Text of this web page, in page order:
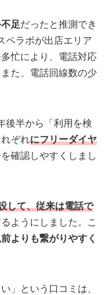
足だったと推測でき
ペラボが出店エリア
忙により、電話対応
た、電話回線数の少
後半から「利用を検
ぞれにフリーダイヤ
確認しやすくしまし
して、従来は電話で
ようにしました。こ
よりも繋がりやすく
」という口コミは、